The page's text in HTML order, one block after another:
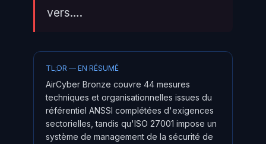
vers….
TL;DR — EN RÉSUMÉ
AirCyber Bronze couvre 44 mesures
techniques et organisationnelles issues du
référentiel ANSSI complétées d'exigences
sectorielles, tandis qu'ISO 27001 impose un
système de management de la sécurité de